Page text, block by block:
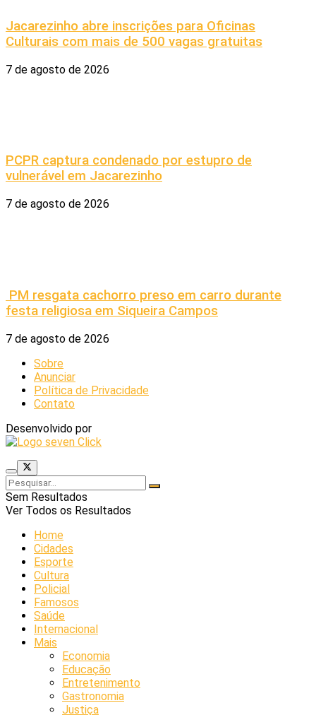
Jacarezinho abre inscrições para Oficinas
Culturais com mais de 500 vagas gratuitas
7 de agosto de 2026
PCPR captura condenado por estupro de
vulnerável em Jacarezinho
7 de agosto de 2026
PM resgata cachorro preso em carro durante
festa religiosa em Siqueira Campos
7 de agosto de 2026
Sobre
Anunciar
Política de Privacidade
Contato
Desenvolvido por
Sem Resultados
Ver Todos os Resultados
Home
Cidades
Esporte
Cultura
Policial
Famosos
Saúde
Internacional
Mais
Economia
Educação
Entretenimento
Gastronomia
Justiça